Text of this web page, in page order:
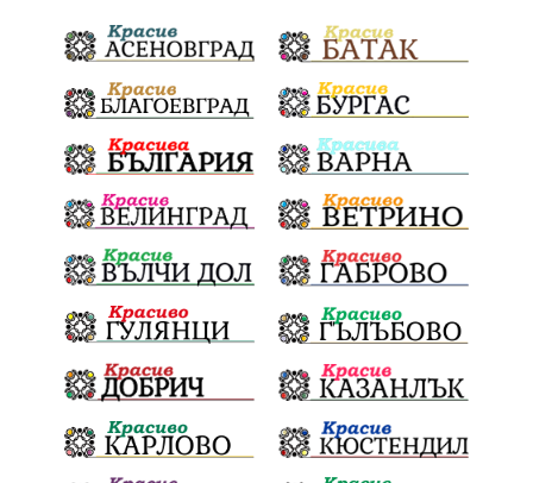
Отговорност БългарскиДух ОбщинскиСъвет
Полиграф ДетекторНаЛъжата МВР
ОбезпечителниМерки МестнаВласт Котел
СИК Ружица РайнаКнягиня
ВеселинОрешков Шофьори
НационаленШампион ОрлинОрлиновЕнчев
ВСС СъдебнаРеформа Шантаж
ПолитическиНатиск ЗаплахаЗаАрест